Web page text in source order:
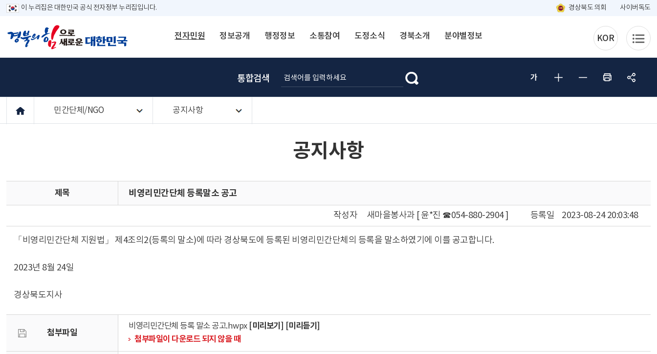
이 누리집은 대한민국 공식 전자정부 누리집입니다. 경상북도 의회 사이버독도
전자민원 정보공개 행정정보 소통참여 도정소식 경북소개 분야별정보 KOR
통합검색
민간단체/NGO 공지사항
공지사항
제목 비영리민간단체 등록말소 공고
등록일 2023-08-24 20:03:48
작성자 새마을봉사과 [ 윤*진 ☎054-880-2904 ]
「비영리민간단체 지원법」 제4조의2(등록의 말소)에 따라 경상북도에 등록된 비영리민간단체의 등록을 말소하였기에 이를 공고합니다.
2023년 8월 24일
경상북도지사
첨부파일
비영리민간단체 등록 말소 공고.hwpx [미리보기]
[미리듣기]
첨부파일이 다운로드 되지 않을 때